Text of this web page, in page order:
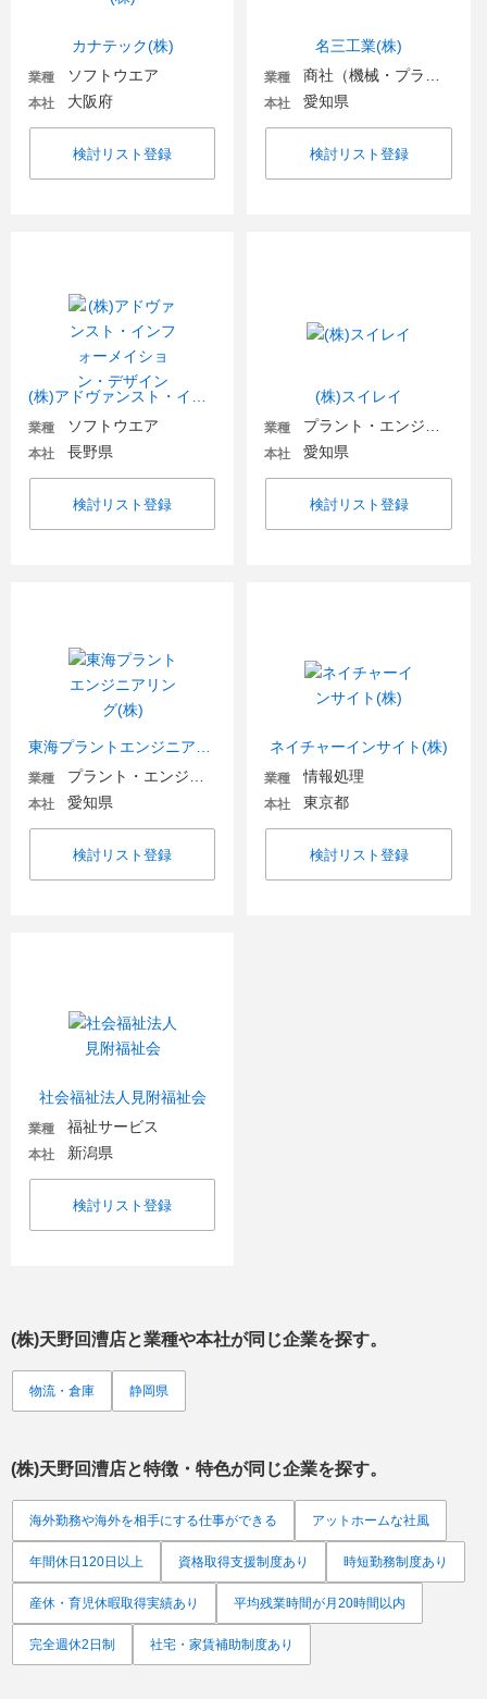
カナテック(株)
業種 ソフトウエア
本社 大阪府
検討リスト登録
名三工業(株)
業種
本社 愛知県
検討リスト登録
業種 ソフトウエア
本社 長野県
検討リスト登録
(株)スイレイ
業種
本社 愛知県
検討リスト登録
業種
本社 愛知県
検討リスト登録
ネイチャーインサイト(株)
業種 情報処理
本社 東京都
検討リスト登録
社会福祉法人見附福祉会
業種 福祉サービス
本社 新潟県
検討リスト登録
(株)天野回漕店と業種や本社が同じ企業を探す。
物流・倉庫 静岡県
(株)天野回漕店と特徴・特色が同じ企業を探す。
海外勤務や海外を相手にする仕事ができる アットホームな社風
年間休日120日以上 資格取得支援制度あり 時短勤務制度あり
産休・育児休暇取得実績あり 平均残業時間が月20時間以内
完全週休2日制 社宅・家賃補助制度あり